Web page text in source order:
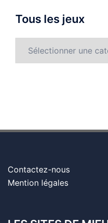
Tous les jeux
Contactez-nous
Mention légales